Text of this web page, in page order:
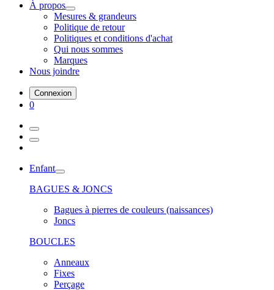
À propos
Mesures & grandeurs
Politique de retour
Politiques et conditions d'achat
Qui nous sommes
Marques
Nous joindre
Connexion
0
Enfant
BAGUES & JONCS
Bagues à pierres de couleurs (naissances)
Joncs
BOUCLES
Anneaux
Fixes
Perçage